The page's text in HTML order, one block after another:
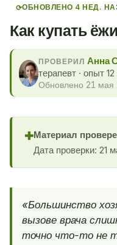
⟳ОБНОВЛЕНО 4 НЕД.
Как купать
ПРОВЕРИЛ Анна
терапевт · опыт
Обновлено 21 мая
✚Материал
Дата проверки: 21
«Большинство
вызове врача
точно что-то не